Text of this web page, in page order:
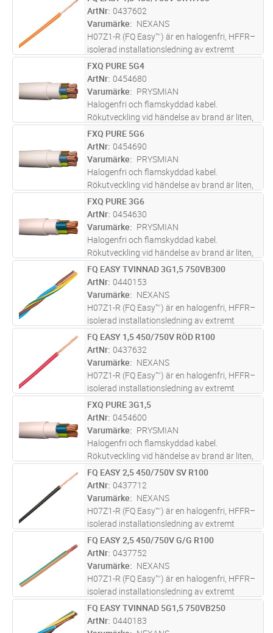
ledare av koppar.
ArtNr 0437602
Varumärke
NEXANS
H07Z1-R (FQ Easy™) är en halogenfri, HFFR–
isolerad installationsledning av extremt
lågfriktionsmaterial med en rund fåtrådig
ledare av koppar.
M Lägg i kundvagn
FXQ PURE 5G4
ArtNr 0454680
Varumärke
PRYSMIAN
Halogenfri och flamskyddad kabel.
Rökutveckling vid händelse av brand är liten,
genomsynlig (underlättar utrymning) och ej
skadlig för elektronisk utrustning. Lämpar sig
för fast förläggning, i rör,
M Lägg i kundvagn
FXQ PURE 5G6
ArtNr 0454690
Varumärke
PRYSMIAN
Halogenfri och flamskyddad kabel.
Rökutveckling vid händelse av brand är liten,
genomsynlig (underlättar utrymning) och ej
skadlig för elektronisk utrustning. Lämpar sig
för fast förläggning, i rör,
M Lägg i kundvagn
FXQ PURE 3G6
ArtNr 0454630
Varumärke
PRYSMIAN
Halogenfri och flamskyddad kabel.
Rökutveckling vid händelse av brand är liten,
genomsynlig (underlättar utrymning) och ej
skadlig för elektronisk utrustning. Lämpar sig
för fast förläggning, i rör,
M Lägg i kundvagn
FQ EASY TVINNAD 3G1,5 750VB300
ArtNr 0440153
Varumärke
NEXANS
H07Z1-R (FQ Easy™) är en halogenfri, HFFR–
isolerad installationsledning av extremt
lågfriktionsmaterial med en rund fåtrådig
ledare av koppar.
M Lägg i kundvagn
FQ EASY 1,5 450/750V RÖD R100
ArtNr 0437632
Varumärke
NEXANS
H07Z1-R (FQ Easy™) är en halogenfri, HFFR–
isolerad installationsledning av extremt
lågfriktionsmaterial med en rund fåtrådig
ledare av koppar.
M Lägg i kundvagn
FXQ PURE 3G1,5
ArtNr 0454600
Varumärke
PRYSMIAN
Halogenfri och flamskyddad kabel.
Rökutveckling vid händelse av brand är liten,
genomsynlig (underlättar utrymning) och ej
skadlig för elektronisk utrustning. Lämpar sig
för fast förläggning, i rör,
M Lägg i kundvagn
FQ EASY 2,5 450/750V SV R100
ArtNr 0437712
Varumärke
NEXANS
H07Z1-R (FQ Easy™) är en halogenfri, HFFR–
isolerad installationsledning av extremt
lågfriktionsmaterial med en rund fåtrådig
ledare av koppar.
M Lägg i kundvagn
FQ EASY 2,5 450/750V G/G R100
ArtNr 0437752
Varumärke
NEXANS
H07Z1-R (FQ Easy™) är en halogenfri, HFFR–
isolerad installationsledning av extremt
lågfriktionsmaterial med en rund fåtrådig
ledare av koppar.
M Lägg i kundvagn
FQ EASY TVINNAD 5G1,5 750VB250
ArtNr 0440183